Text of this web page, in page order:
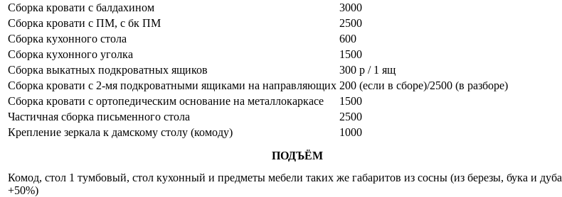
Сборка кровати с балдахином
3000
Сборка кровати с ПМ, с бк ПМ
2500
Сборка кухонного стола
600
Сборка кухонного уголка
1500
Сборка выкатных подкроватных ящиков
300 р / 1 ящ
Сборка кровати с 2-мя подкроватными ящиками на направляющих 200 (если в сборе)/2500 (в разборе)
Сборка кровати с ортопедическим основание на металлокаркасе
1500
Частичная сборка письменного стола
2500
Крепление зеркала к дамскому столу (комоду)
1000
ПОДЪЁМ
Комод, стол 1 тумбовый, стол кухонный и предметы мебели таких же габаритов из сосны (из березы, бука и дуба
+50%)